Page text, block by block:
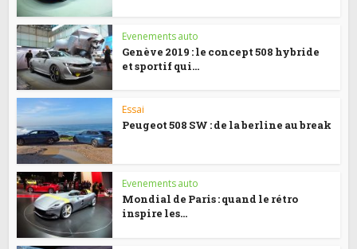
Evenements auto
Genève 2019 : le concept 508 hybride
et sportif qui...
Essai
Peugeot 508 SW : de la berline au break
Evenements auto
Mondial de Paris : quand le rétro
inspire les...